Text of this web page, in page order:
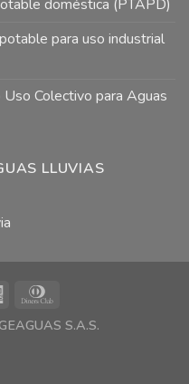
doméstica (PTAPD)
para uso industrial
Colectivo para Aguas
LLUVIAS
S.A.S.